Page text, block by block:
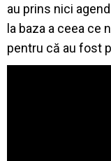
au prins nici
la baza a ceea ce
pentru că au fost